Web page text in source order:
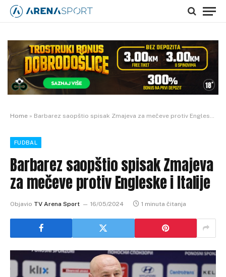
Home » Barbarez saopštio spisak Zmajeva za mečeve protiv Engleske i Italije
FUDBAL
Barbarez saopštio spisak Zmajeva
za mečeve protiv Engleske i Italije
Objavio TV Arena Sport 16/05/2024 1 minuta čitanja